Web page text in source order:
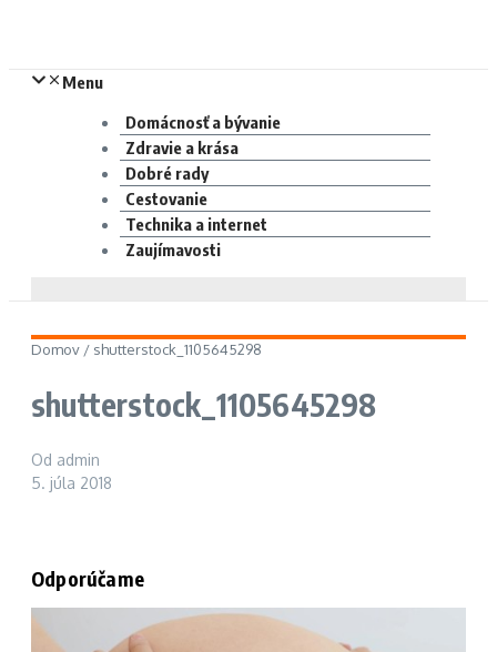
Menu
Domácnosť a bývanie
Zdravie a krása
Dobré rady
Cestovanie
Technika a internet
Zaujímavosti
Domov / shutterstock_1105645298
shutterstock_1105645298
Od admin
5. júla 2018
Odporúčame